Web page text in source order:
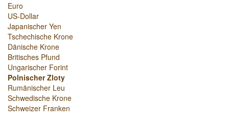
Euro
US-Dollar
Japanischer Yen
Tschechische Krone
Dänische Krone
Britisches Pfund
Ungarischer Forint
Polnischer Zloty
Rumänischer Leu
Schwedische Krone
Schweizer Franken